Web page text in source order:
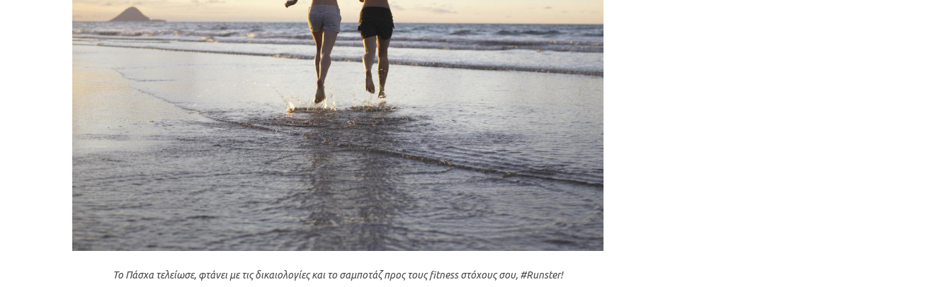
Το Πάσχα τελείωσε, φτάνει με τις δικαιολογίες και το σαμποτάζ προς τους fitness στόχους σου, #Runster!